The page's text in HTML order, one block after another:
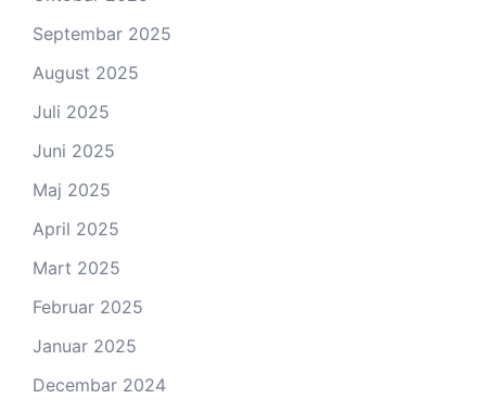
Septembar 2025
August 2025
Juli 2025
Juni 2025
Maj 2025
April 2025
Mart 2025
Februar 2025
Januar 2025
Decembar 2024